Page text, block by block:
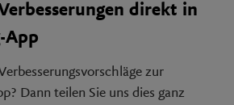
direkt in
App
zur
Dann teilen Sie uns dies ganz